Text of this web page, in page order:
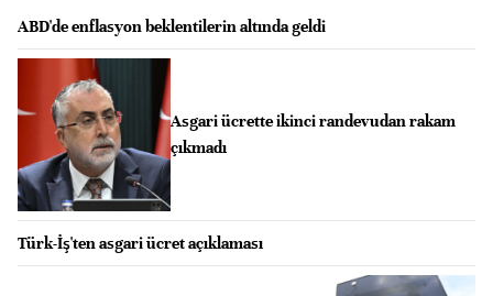
ABD'de enflasyon beklentilerin altında geldi
Asgari ücrette ikinci randevudan rakam
çıkmadı
Türk-İş'ten asgari ücret açıklaması